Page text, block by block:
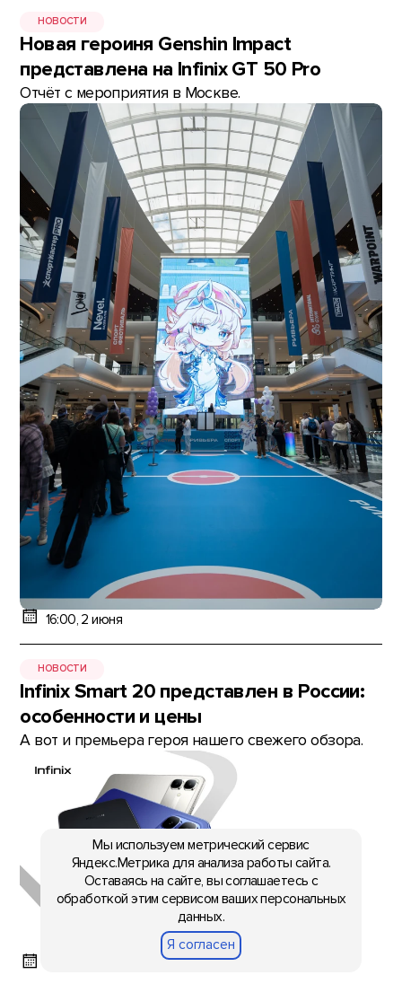
НОВОСТИ
Новая героиня Genshin Impact
представлена на Infinix GT 50 Pro
Отчёт с мероприятия в Москве.
16:00, 2 июня
НОВОСТИ
Infinix Smart 20 представлен в России:
особенности и цены
А вот и премьера героя нашего свежего обзора.
Мы используем метрический сервис
Яндекс.Метрика для анализа работы сайта.
Оставаясь на сайте, вы соглашаетесь с
обработкой этим сервисом ваших персональных
данных.
Я согласен